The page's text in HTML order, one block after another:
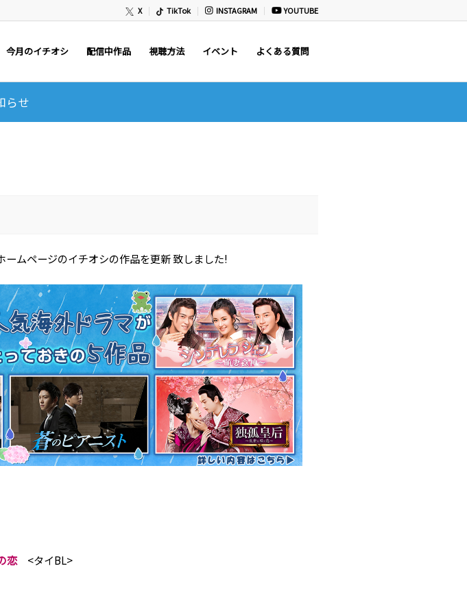
X TikTok INSTAGRAM YOUTUBE
今月のイチオシ 配信中作品 視聴方法 イベント よくある質問
らせ
ムページのイチオシの作品を更新 致しました!
恋
<タイBL>